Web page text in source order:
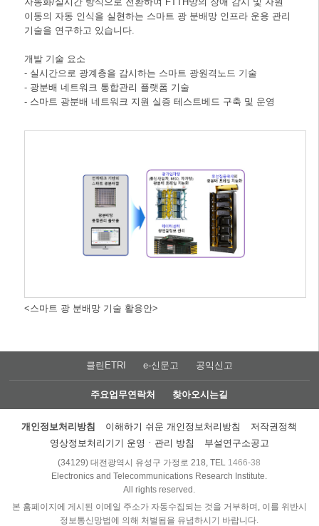
이동의 자동 인식을 실현하는 스마트 광 분배망 인프라 운용 관리
기술을 연구하고 있습니다.
개발 기술 요소
- 실시간으로 광계층을 감시하는 스마트 광원격노드 기술
- 광분배 네트워크 통합관리 플랫폼 기술
- 스마트 광분배 네트워크 지원 실증 테스트베드 구축 및 운영
<스마트 광 분배망 기술 활용안>
클린ETRI e-신문고 공익신고
주요업무연락처 찾아오시는길
개인정보처리방침 이해하기 쉬운 개인정보처리방침
저작권정책
영상정보처리기기 운영ㆍ관리 방침
부설연구소공고
(34129) 대전광역시 유성구 가정로 218, TEL 1466-38
Electronics and Telecommunications Research Institute.
All rights reserved.
본 홈페이지에 게시된 이메일 주소가 자동수집되는 것을 거부하며, 이를 위반시
정보통신망법에 의해 처벌됨을 유념하시기 바랍니다.